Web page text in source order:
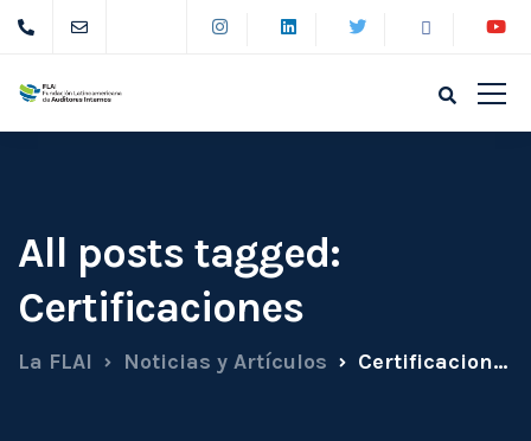
All posts tagged:
Certificaciones
La FLAI Noticias y Artículos Certificaciones